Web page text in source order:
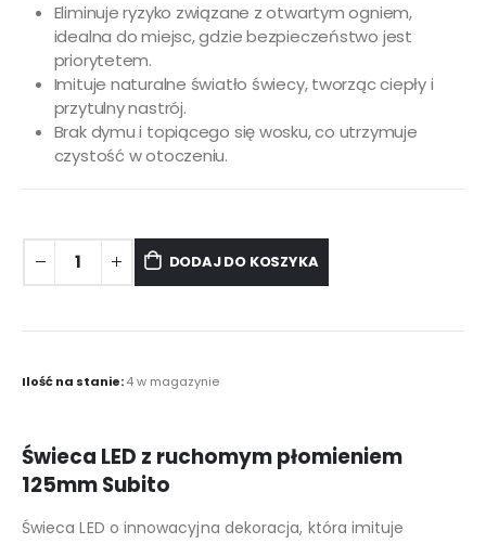
Eliminuje ryzyko związane z otwartym ogniem,
idealna do miejsc, gdzie bezpieczeństwo jest
priorytetem.
Imituje naturalne światło świecy, tworząc ciepły i
przytulny nastrój.
Brak dymu i topiącego się wosku, co utrzymuje
czystość w otoczeniu.
DODAJ DO KOSZYKA
Ilość na stanie:4 w magazynie
Świeca LED z ruchomym płomieniem
125mm Subito
Świeca LED o innowacyjna dekoracja, która imituje